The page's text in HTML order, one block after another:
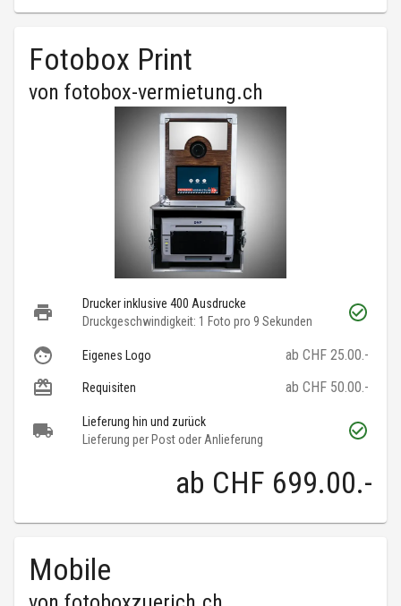
Fotobox Print
von fotobox-vermietung.ch
Drucker inklusive 400 Ausdrucke
Druckgeschwindigkeit: 1 Foto pro 9 Sekunden
Eigenes Logo ab CHF 25.00.-
Requisiten ab CHF 50.00.-
Lieferung hin und zurück
Lieferung per Post oder Anlieferung
ab CHF 699.00.-
Mobile